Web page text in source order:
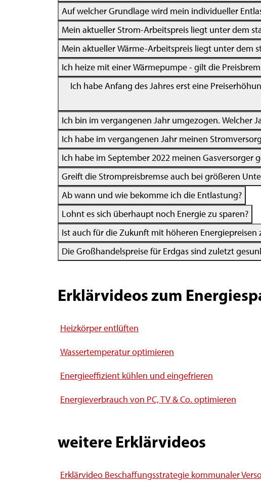
Auf welcher Grundlage wird mein individueller
Mein aktueller Strom-Arbeitspreis liegt unter dem
Mein aktueller Wärme-Arbeitspreis liegt unter dem
Ich heize mit einer Wärmepumpe - gilt die
Ich habe Anfang des Jahres erst eine
Ich bin im vergangenen Jahr umgezogen. Welcher
Ich habe im vergangenen Jahr meinen
Ich habe im September 2022 meinen
Greift die Strompreisbremse auch bei größeren
Ab wann und wie bekomme ich die Entlastung?
Lohnt es sich überhaupt noch Energie zu sparen?
Ist auch für die Zukunft mit höheren Energiepreisen
Die Großhandelspreise für Erdgas sind zuletzt
Erklärvideos zum
Heizkörper entlüften
Wassertemperatur optimieren
Energieeffizient kühlen und eingefrieren
Energieverbrauch von PC, TV & Co. optimieren
weitere Erklärvideos
Erklärvideo Beschaffungsstrategie kommunaler